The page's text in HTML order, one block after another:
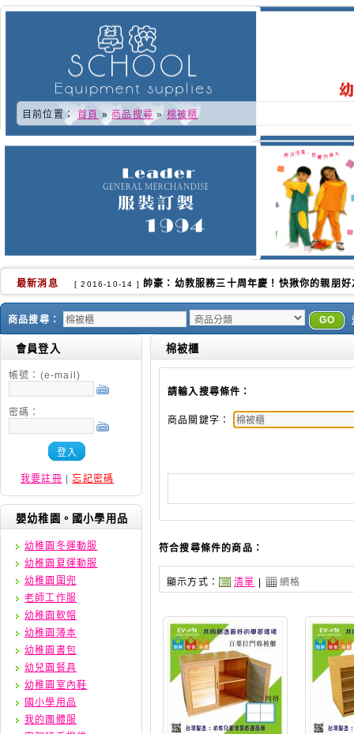
目前位置： 首頁 » 商品搜尋 » 棉被櫃
最新消息 [ 2016-10-02 ] 又快到了學校換季的時侯.更感謝各位好朋友
商品搜尋： GO
會員登入
帳號：(e-mail)
密碼：
登入
我要註冊 |忘記密碼
嬰幼稚園。國小學用品
幼稚園冬運動服
幼稚園夏運動服
幼稚園圍兜
老師工作服
幼稚園軟帽
幼稚園簿本
幼稚園書包
幼兒園餐具
幼稚園室內鞋
國小學用品
我的團體服
棉被櫃
請輸入搜尋條件：
商品關鍵字：
符合搜尋條件的商品：
顯示方式： 清單 | 網格